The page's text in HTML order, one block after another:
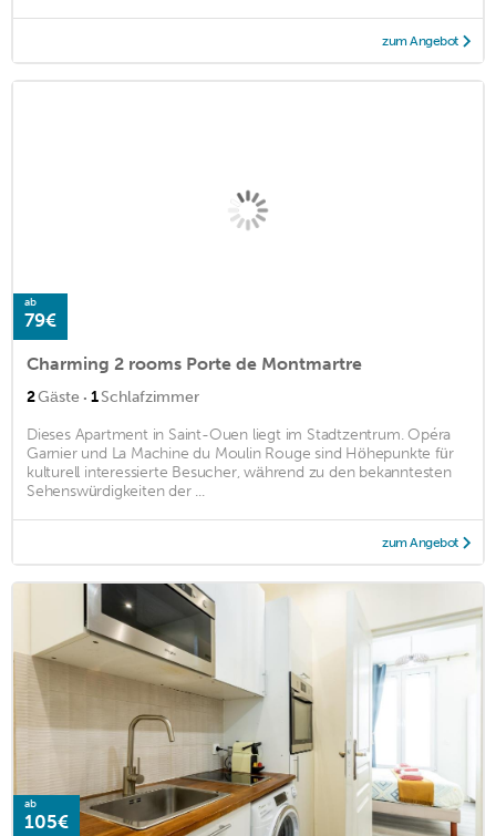
zum Angebot
ab
79€
Charming 2 rooms Porte de Montmartre
2Gäste · 1Schlafzimmer
Dieses Apartment in Saint-Ouen liegt im Stadtzentrum. Opéra
Garnier und La Machine du Moulin Rouge sind Höhepunkte für
kulturell interessierte Besucher, während zu den bekanntesten
Sehenswürdigkeiten der ...
zum Angebot
ab
105€